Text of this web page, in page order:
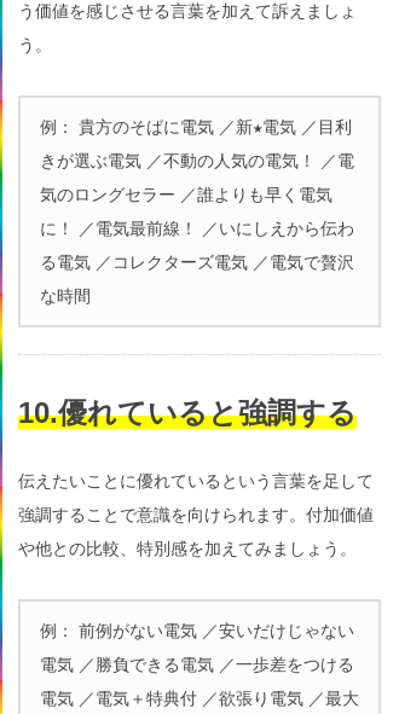
う価値を感じさせる言葉を加えて訴えましょ
う。
例： 貴方のそばに電気 ／新★電気 ／目利
きが選ぶ電気 ／不動の人気の電気！ ／電
気のロングセラー ／誰よりも早く電気
に！ ／電気最前線！ ／いにしえから伝わ
る電気 ／コレクターズ電気 ／電気で贅沢
な時間
10.優れていると強調する
伝えたいことに優れているという言葉を足して
強調することで意識を向けられます。付加価値
や他との比較、特別感を加えてみましょう。
例： 前例がない電気 ／安いだけじゃない
電気 ／勝負できる電気 ／一歩差をつける
電気 ／電気＋特典付 ／欲張り電気 ／最大